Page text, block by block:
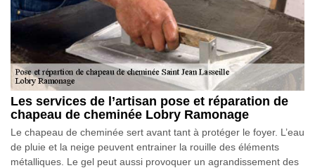
Les services de l’artisan pose et réparation de
chapeau de cheminée Lobry Ramonage
Le chapeau de cheminée sert avant tant à protéger le foyer. L’eau
de pluie et la neige peuvent entrainer la rouille des éléments
métalliques. Le gel peut aussi provoquer un agrandissement des